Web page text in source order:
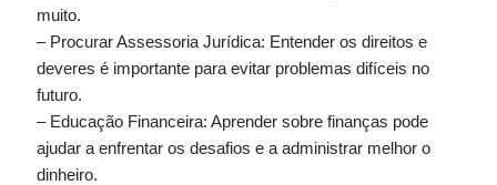
muito.
– Procurar Assessoria Jurídica: Entender os direitos e
deveres é importante para evitar problemas difíceis no
futuro.
– Educação Financeira: Aprender sobre finanças pode
ajudar a enfrentar os desafios e a administrar melhor o
dinheiro.